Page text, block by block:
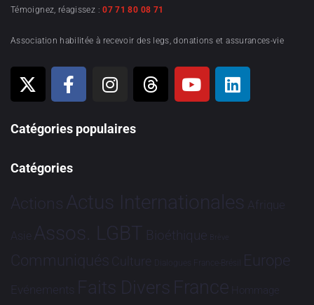
Témoignez, réagissez :07 71 80 08 71
Association habilitée à recevoir des legs, donations et assurances-vie
Catégories populaires
Catégories
Actions Actus Internationales Afrique
Asie Assos. LGBT Bioéthique Brève
Communiqués Culture Dialogues France-Brésil Europe
Evénements Faits Divers France Hommage